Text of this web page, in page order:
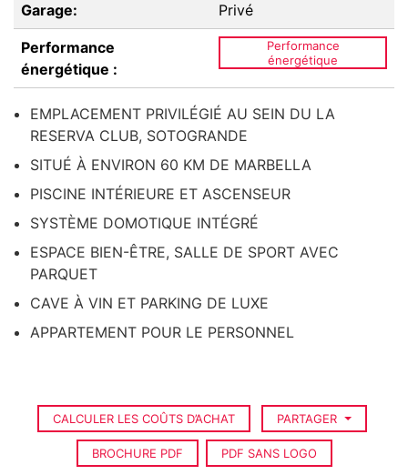
Garage: Privé
Performance
énergétique :
Performance
énergétique
EMPLACEMENT PRIVILÉGIÉ AU SEIN DU LA
RESERVA CLUB, SOTOGRANDE
SITUÉ À ENVIRON 60 KM DE MARBELLA
PISCINE INTÉRIEURE ET ASCENSEUR
SYSTÈME DOMOTIQUE INTÉGRÉ
ESPACE BIEN-ÊTRE, SALLE DE SPORT AVEC
PARQUET
CAVE À VIN ET PARKING DE LUXE
APPARTEMENT POUR LE PERSONNEL
CALCULER LES COÛTS D’ACHAT PARTAGER
BROCHURE PDF PDF SANS LOGO